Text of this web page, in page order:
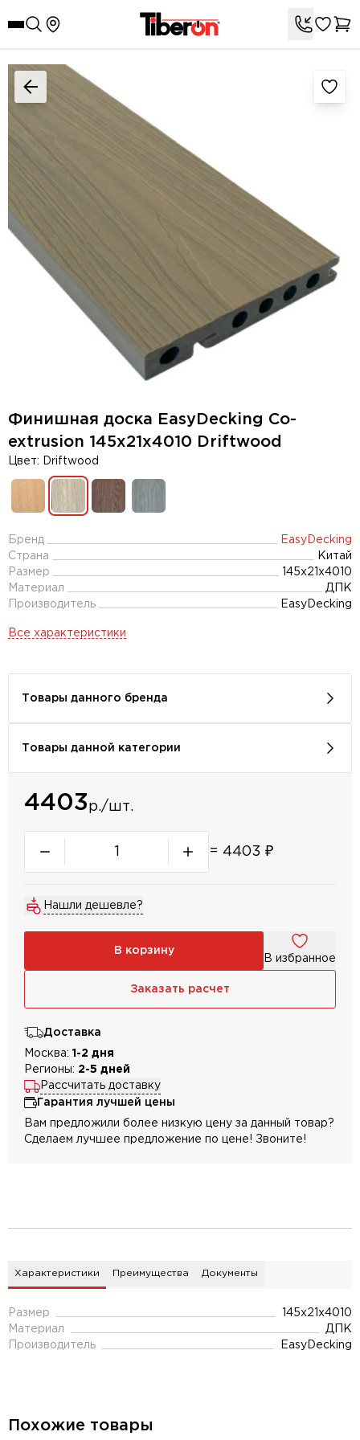
Финишная доска EasyDecking Co-
extrusion 145х21х4010 Driftwood
Цвет: Driftwood
Бренд
EasyDecking
Страна
Китай
Размер
145х21х4010
Материал
ДПК
Производитель
EasyDecking
Все характеристики
Товары данного бренда
Товары данной категории
4403р./шт.
= 4403 ₽
Нашли дешевле?
В корзину
В избранное
Заказать расчет
Доставка
Москва: 1-2 дня
Регионы: 2-5 дней
Рассчитать доставку
Гарантия лучшей цены
Вам предложили более низкую цену за данный товар?
Сделаем лучшее предложение по цене! Звоните!
Характеристики Преимущества Документы
Размер
145х21х4010
Материал
ДПК
Производитель
EasyDecking
Похожие товары